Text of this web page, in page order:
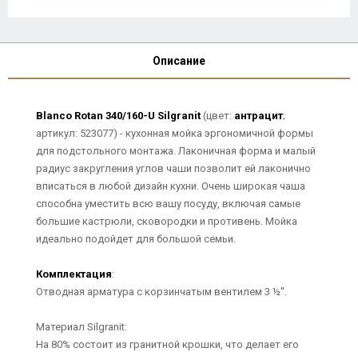
Описание
Blanco Rotan 340/160-U Silgranit (цвет: антрацит;
артикул: 523077) - кухонная мойка эргономичной формы
для подстольного монтажа. Лаконичная форма и малый
радиус закругления углов чаши позволит ей лаконично
вписаться в любой дизайн кухни. Очень широкая чаша
способна уместить всю вашу посуду, включая самые
большие кастрюли, сковородки и противень. Мойка
идеально подойдет для большой семьи.
Комплектация:
Отводная арматура с корзинчатым вентилем 3 ½''.
Материал Silgranit:
На 80% состоит из гранитной крошки, что делает его